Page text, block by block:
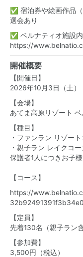
✅ 宿泊券や絵画作品
選会あり
✅ ベルナティオ施設
https://
開催概要
【開催日】
2026年10月3日（土
【会場】
あてま高原リゾート ベ
【種目】
・ファンラン リゾー
・親子ラン レイクコ
保護者1人につきお子
【コース】
https://
【定員】
先着130名（親子ラン含
【参加費】
3,500円（税込）